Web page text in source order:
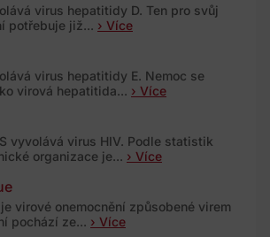
virus hepatitidy D. Ten pro svůj
potřebuje již... › Více
virus hepatitidy E. Nemoc se
virová hepatitida... › Více
vyvolává virus HIV. Podle statistik
organizace je... › Více
virové onemocnění způsobené virem
pochází ze... › Více